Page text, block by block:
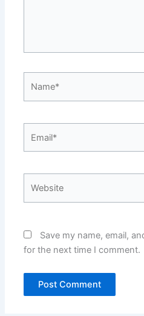
Save my name, email,
for the next time I comment.